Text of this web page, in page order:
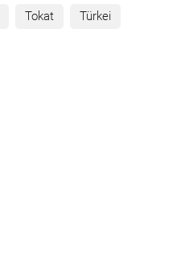
Tokat Türkei